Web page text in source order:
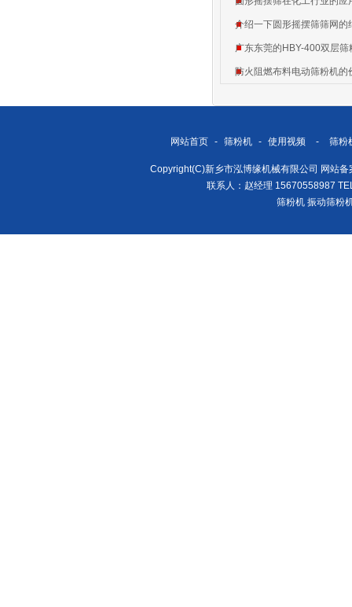
介绍一下圆形摇摆筛筛网的
广东东莞的HBY-400双层
防火阻燃布料电动筛粉机的
网站首页 - 筛粉机 - 使用视频 - 筛粉
Copyright(C)新乡市泓博缘机械有限公司 网站备
联系人：赵经理 15670558987
筛粉机 振动筛粉